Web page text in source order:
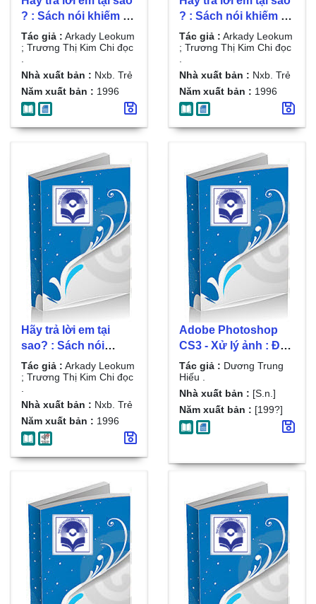
? : Sách nói khiếm thị
/ Arkady Leokum ;
Trương Thị Kim Chi
đọc . D.3
Tác giả : Arkady Leokum
; Trương Thị Kim Chi đọc
.
Nhà xuất bản : Nxb. Trẻ
Năm xuất bản : 1996
? : Sách nói khiếm thị
/ Arkady Leokum ;
Trương Thị Kim Chi
đọc . D.2
Tác giả : Arkady Leokum
; Trương Thị Kim Chi đọc
.
Nhà xuất bản : Nxb. Trẻ
Năm xuất bản : 1996
Hãy trả lời em tại
sao? : Sách nói
khiếm thị / Arkady
Leokum ; Trương Thị
Kim Chi đọc . D.1
Tác giả : Arkady Leokum
; Trương Thị Kim Chi đọc
Nhà xuất bản : Nxb. Trẻ
Năm xuất bản : 1996
Adobe Photoshop
CS3 - Xử lý ảnh : Đồ
họa ứng dụng /
Dương Trung Hiếu .
Đĩa 2 , Phần 1 : Cơ
bản
Tác giả : Dương Trung
Hiếu .
Nhà xuất bản : [S.n.]
Năm xuất bản : [199?]